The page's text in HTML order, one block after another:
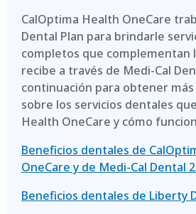
CalOptima Health OneCare
Dental Plan para brindarle
completos que complementan
recibe a través de Medi-Cal
continuación para obtener
sobre los servicios dentales
Health OneCare y cómo
Beneficios dentales de
OneCare y de Medi-Cal Dental
Beneficios dentales de Liberty